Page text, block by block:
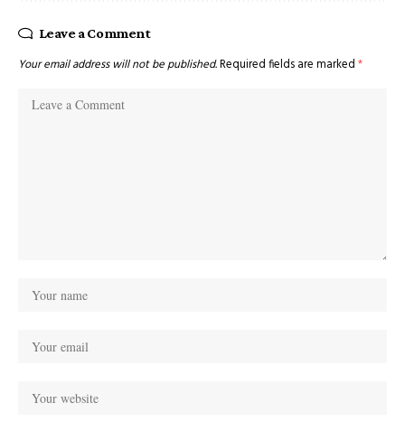
Leave a Comment
Your email address will not be published.Required fields are marked *